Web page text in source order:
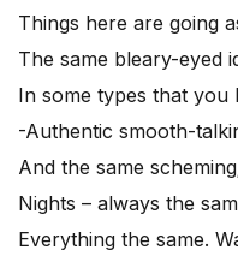
Things here are going
The same bleary-eyed
In some types that you
-Authentic smooth-
And the same
Nights – always the
Everything the same.